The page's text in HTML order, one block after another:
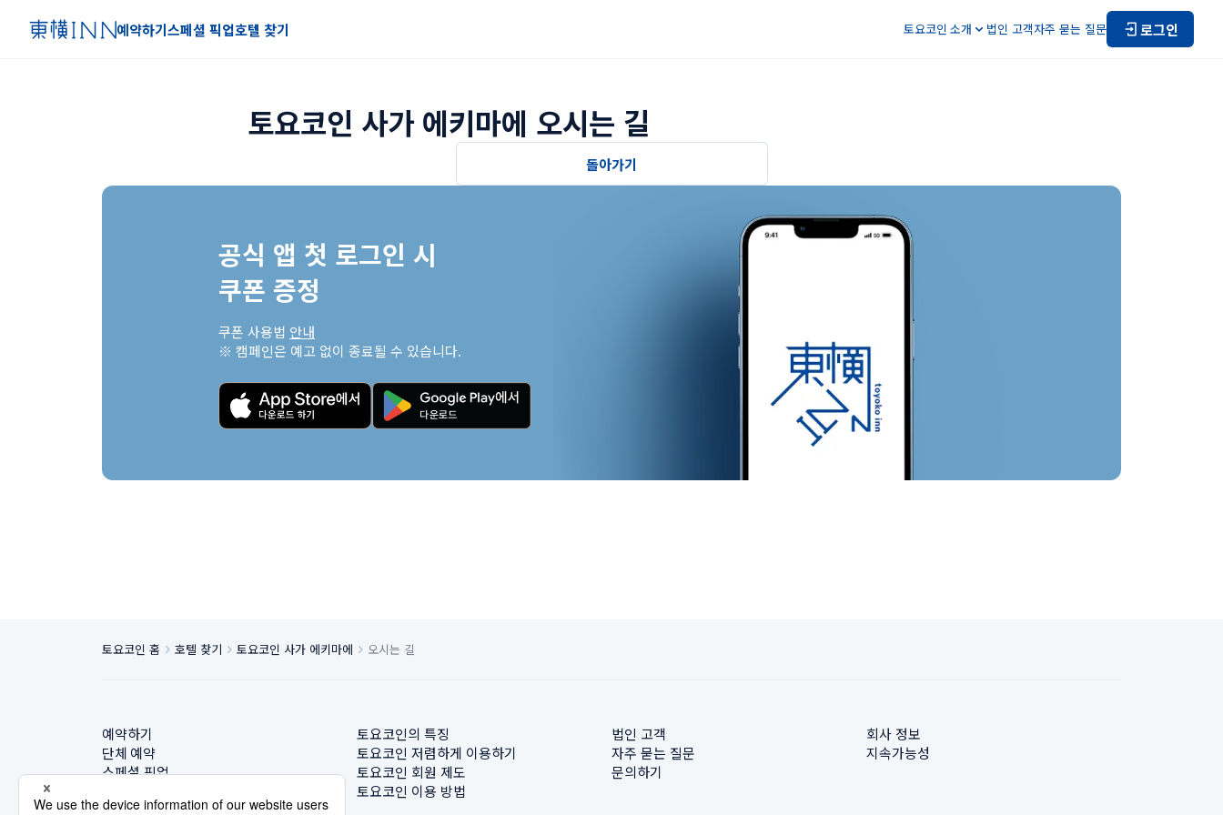
예약하기스페셜 픽업호텔 찾기 토요코인 소개 법인 고객자주 묻는 질문 로그인
토요코인 사가 에키마에 오시는 길
돌아가기
공식 앱 첫 로그인 시
쿠폰 증정
쿠폰 사용법 안내
※ 캠페인은 예고 없이 종료될 수 있습니다.
토요코인 홈 호텔 찾기 토요코인 사가 에키마에 오시는 길
예약하기
단체 예약
스페셜 픽업
토요코인의 특징
토요코인 저렴하게 이용하기
토요코인 회원 제도
토요코인 이용 방법
법인 고객
자주 묻는 질문
문의하기
회사 정보
지속가능성